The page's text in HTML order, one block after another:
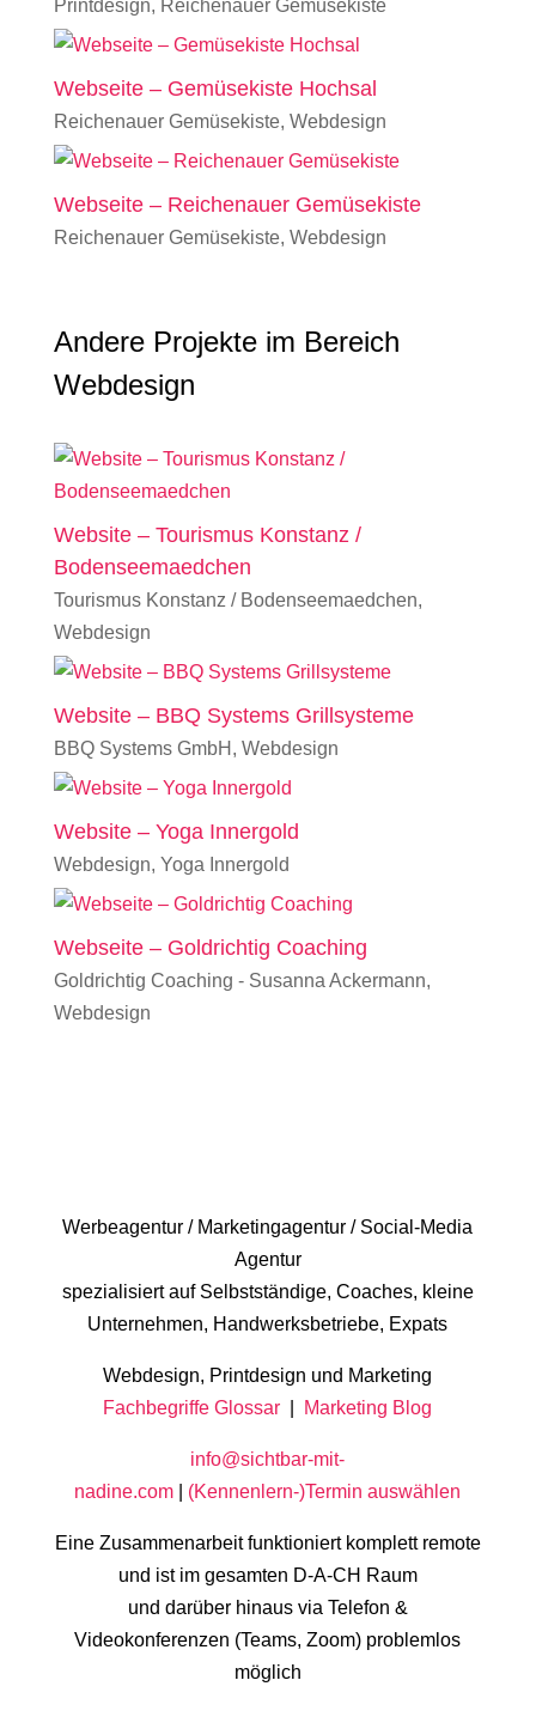
Printdesign, Reichenauer Gemüsekiste
Webseite – Gemüsekiste Hochsal
Reichenauer Gemüsekiste, Webdesign
Webseite – Reichenauer Gemüsekiste
Reichenauer Gemüsekiste, Webdesign
Andere Projekte im Bereich
Webdesign
Website – Tourismus Konstanz /
Bodenseemaedchen
Tourismus Konstanz / Bodenseemaedchen,
Webdesign
Website – BBQ Systems Grillsysteme
BBQ Systems GmbH , Webdesign
Website – Yoga Innergold
Webdesign, Yoga Innergold
Webseite – Goldrichtig Coaching
Goldrichtig Coaching - Susanna Ackermann,
Webdesign
Werbeagentur / Marketingagentur / Social-Media
Agentur
spezialisiert auf Selbstständige, Coaches, kleine
Unternehmen, Handwerksbetriebe, Expats
Webdesign, Printdesign und Marketing
Fachbegriffe Glossar
Marketing Blog
info@sichtbar-mit-
nadine.com
(Kennenlern-)Termin auswählen
Eine Zusammenarbeit funktioniert komplett remote
und ist im gesamten D-A-CH Raum
und darüber hinaus via Telefon &
Videokonferenzen (Teams, Zoom) problemlos
möglich